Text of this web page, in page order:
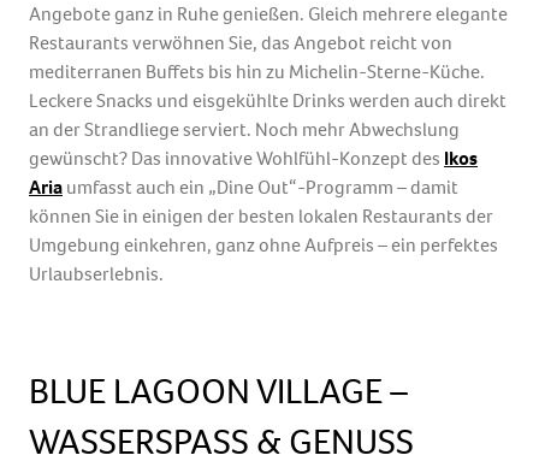
Angebote ganz in Ruhe genießen. Gleich mehrere elegante
Restaurants verwöhnen Sie, das Angebot reicht von
mediterranen Buffets bis hin zu Michelin-Sterne-Küche.
Leckere Snacks und eisgekühlte Drinks werden auch direkt
an der Strandliege serviert. Noch mehr Abwechslung
gewünscht? Das innovative Wohlfühl-Konzept des Ikos
Aria umfasst auch ein „Dine Out“-Programm – damit
können Sie in einigen der besten lokalen Restaurants der
Umgebung einkehren, ganz ohne Aufpreis – ein perfektes
Urlaubserlebnis.
BLUE LAGOON VILLAGE –
WASSERSPASS & GENUSS